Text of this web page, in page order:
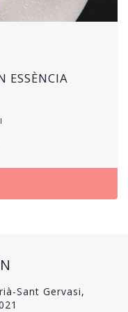
ESSÈNCIA
Sant Gervasi,